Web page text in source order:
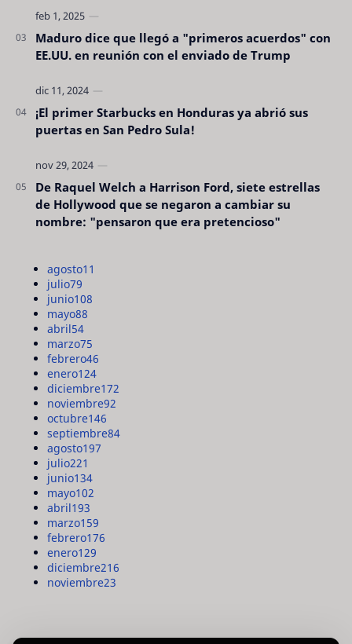
Maduro dice que llegó a "primeros acuerdos" con
EE.UU. en reunión con el enviado de Trump
¡El primer Starbucks en Honduras ya abrió sus
puertas en San Pedro Sula!
De Raquel Welch a Harrison Ford, siete estrellas
de Hollywood que se negaron a cambiar su
nombre: "pensaron que era pretencioso"
agosto11
julio79
junio108
mayo88
abril54
marzo75
febrero46
enero124
diciembre172
noviembre92
octubre146
septiembre84
agosto197
julio221
junio134
mayo102
abril193
marzo159
febrero176
enero129
diciembre216
noviembre23